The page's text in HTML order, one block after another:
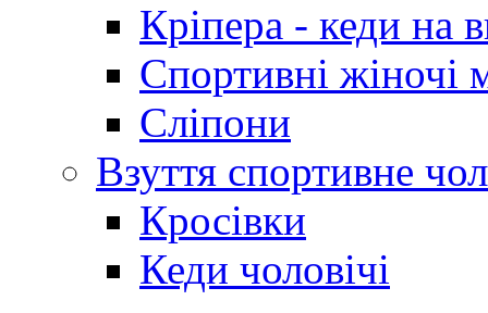
Кріпера - кеди на
Спортивні жіночі
Сліпони
Взуття спортивне
Кросівки
Кеди чоловічі